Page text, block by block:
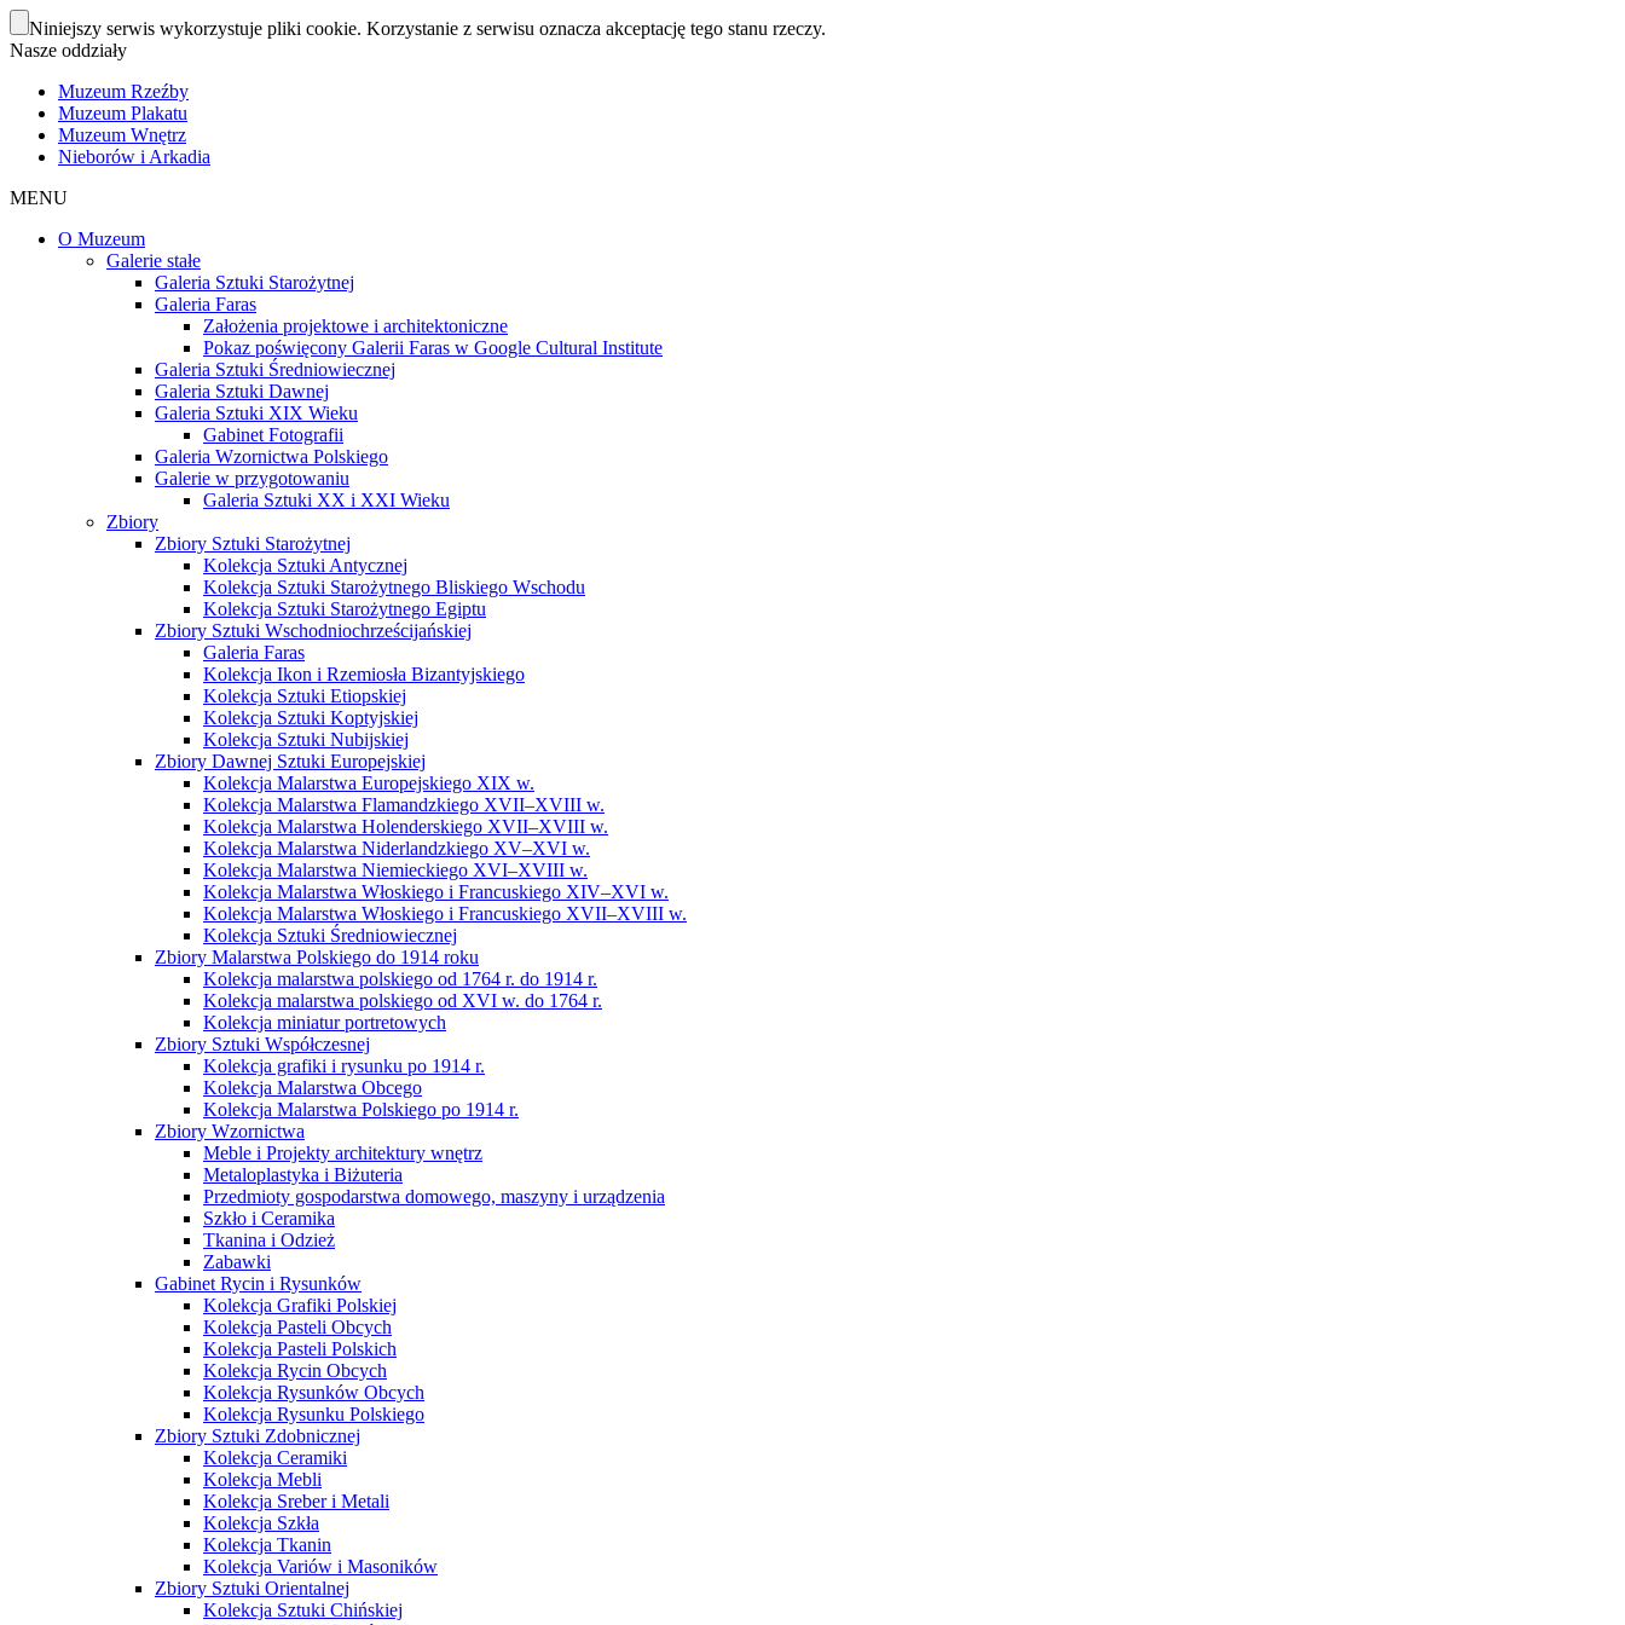
Niniejszy serwis wykorzystuje pliki cookie. Korzystanie z serwisu oznacza akceptację tego stanu rzeczy.
Nasze oddziały
Muzeum Rzeźby
Muzeum Plakatu
Muzeum Wnętrz
Nieborów i Arkadia
MENU
O Muzeum
Galerie stałe
Galeria Sztuki Starożytnej
Galeria Faras
Założenia projektowe i architektoniczne
Pokaz poświęcony Galerii Faras w Google Cultural Institute
Galeria Sztuki Średniowiecznej
Galeria Sztuki Dawnej
Galeria Sztuki XIX Wieku
Gabinet Fotografii
Galeria Wzornictwa Polskiego
Galerie w przygotowaniu
Galeria Sztuki XX i XXI Wieku
Zbiory
Zbiory Sztuki Starożytnej
Kolekcja Sztuki Antycznej
Kolekcja Sztuki Starożytnego Bliskiego Wschodu
Kolekcja Sztuki Starożytnego Egiptu
Zbiory Sztuki Wschodniochrześcijańskiej
Galeria Faras
Kolekcja Ikon i Rzemiosła Bizantyjskiego
Kolekcja Sztuki Etiopskiej
Kolekcja Sztuki Koptyjskiej
Kolekcja Sztuki Nubijskiej
Zbiory Dawnej Sztuki Europejskiej
Kolekcja Malarstwa Europejskiego XIX w.
Kolekcja Malarstwa Flamandzkiego XVII–XVIII w.
Kolekcja Malarstwa Holenderskiego XVII–XVIII w.
Kolekcja Malarstwa Niderlandzkiego XV–XVI w.
Kolekcja Malarstwa Niemieckiego XVI–XVIII w.
Kolekcja Malarstwa Włoskiego i Francuskiego XIV–XVI w.
Kolekcja Malarstwa Włoskiego i Francuskiego XVII–XVIII w.
Kolekcja Sztuki Średniowiecznej
Zbiory Malarstwa Polskiego do 1914 roku
Kolekcja malarstwa polskiego od 1764 r. do 1914 r.
Kolekcja malarstwa polskiego od XVI w. do 1764 r.
Kolekcja miniatur portretowych
Zbiory Sztuki Współczesnej
Kolekcja grafiki i rysunku po 1914 r.
Kolekcja Malarstwa Obcego
Kolekcja Malarstwa Polskiego po 1914 r.
Zbiory Wzornictwa
Meble i Projekty architektury wnętrz
Metaloplastyka i Biżuteria
Przedmioty gospodarstwa domowego, maszyny i urządzenia
Szkło i Ceramika
Tkanina i Odzież
Zabawki
Gabinet Rycin i Rysunków
Kolekcja Grafiki Polskiej
Kolekcja Pasteli Obcych
Kolekcja Pasteli Polskich
Kolekcja Rycin Obcych
Kolekcja Rysunków Obcych
Kolekcja Rysunku Polskiego
Zbiory Sztuki Zdobnicznej
Kolekcja Ceramiki
Kolekcja Mebli
Kolekcja Sreber i Metali
Kolekcja Szkła
Kolekcja Tkanin
Kolekcja Variów i Masoników
Zbiory Sztuki Orientalnej
Kolekcja Sztuki Chińskiej